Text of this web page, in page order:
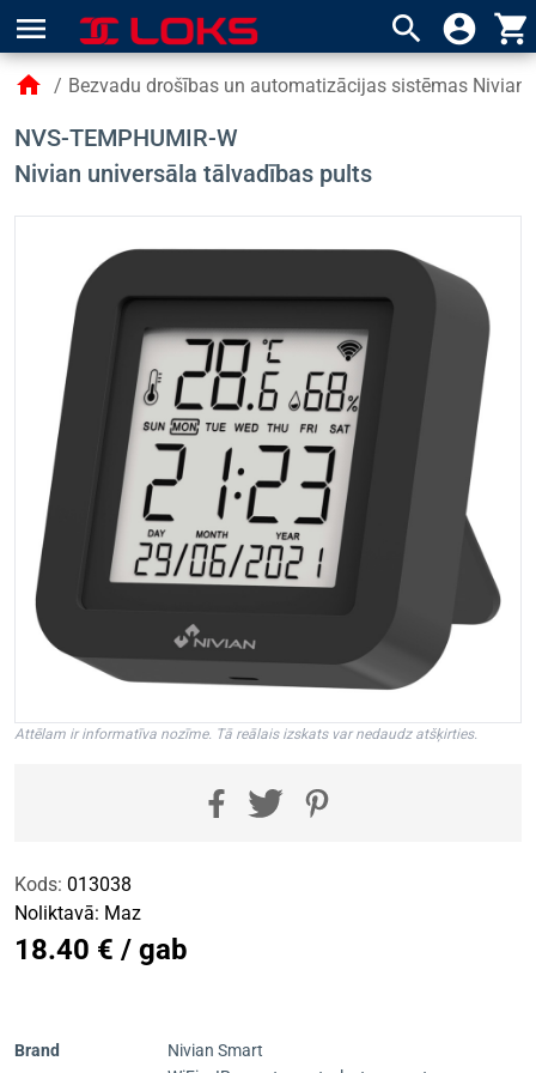
menu search account_circle shopping_cart
home / Bezvadu drošības un automatizācijas sistēmas Nivian
NVS-TEMPHUMIR-W
Nivian universāla tālvadības pults
Attēlam ir informatīva nozīme. Tā reālais izskats var nedaudz atšķirties.
Kods: 013038
Noliktavā: Maz
18.40 € / gab
Brand
Nivian Smart